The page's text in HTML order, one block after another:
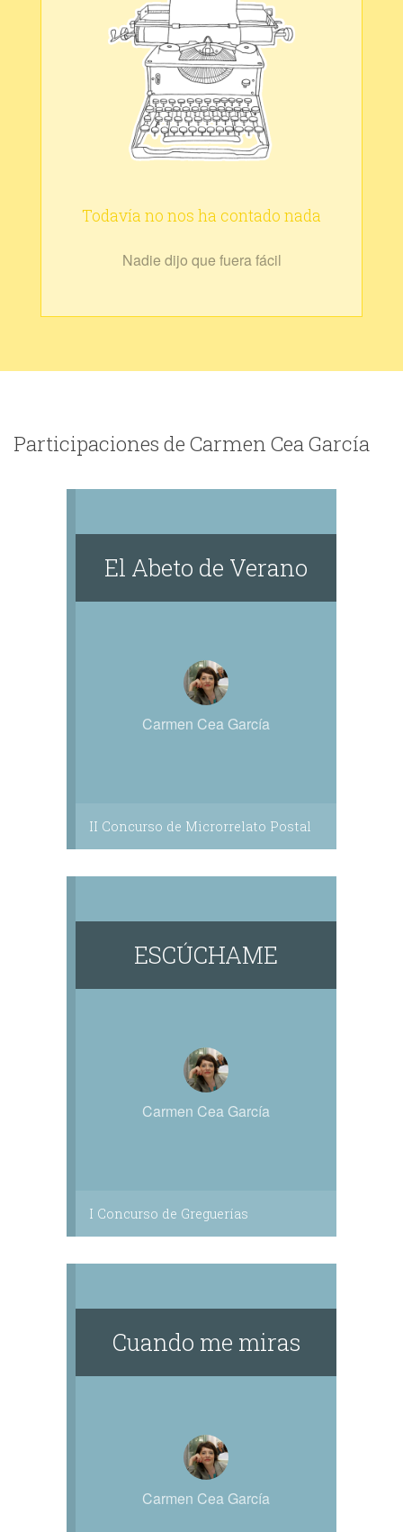
Todavía no nos ha contado nada
Nadie dijo que fuera fácil
Participaciones de Carmen Cea García
El Abeto de Verano
Carmen Cea García
II Concurso de Microrrelato Postal
ESCÚCHAME
Carmen Cea García
I Concurso de Greguerías
Cuando me miras
Carmen Cea García